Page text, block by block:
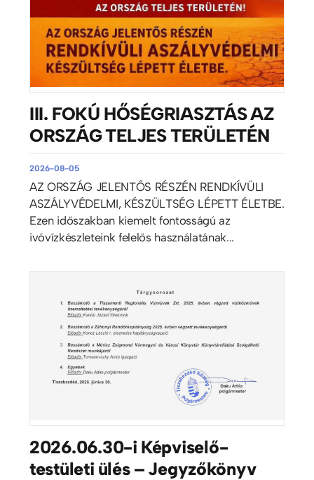
III. FOKÚ HŐSÉGRIASZTÁS AZ
ORSZÁG TELJES TERÜLETÉN
2026-08-05
AZ ORSZÁG JELENTŐS RÉSZÉN RENDKÍVÜLI
ASZÁLYVÉDELMI, KÉSZÜLTSÉG LÉPETT ÉLETBE.
Ezen időszakban kiemelt fontosságú az
ivóvízkészleteink felelős használatának...
2026.06.30-i Képviselő-
testületi ülés – Jegyzőkönyv